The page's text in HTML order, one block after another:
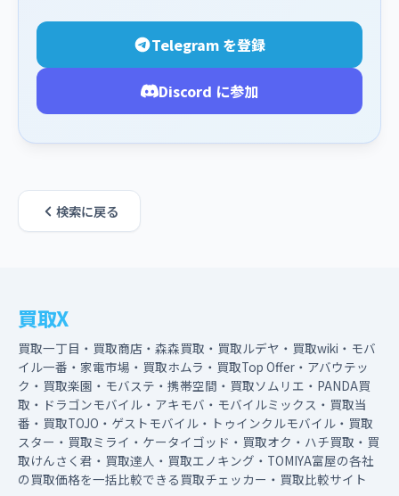
Telegram を登録
Discord に参加
検索に戻る
買取X
買取一丁目・買取商店・森森買取・買取ルデヤ・買取wiki・モバ
イル一番・家電市場・買取ホムラ・買取Top Offer・アバウテッ
ク・買取楽園・モバステ・携帯空間・買取ソムリエ・PANDA買
取・ドラゴンモバイル・アキモバ・モバイルミックス・買取当
番・買取TOJO・ゲストモバイル・トゥインクルモバイル・買取
スター・買取ミライ・ケータイゴッド・買取オク・ハチ買取・買
取けんさく君・買取達人・買取エノキング・TOMIYA富屋の各社
の買取価格を一括比較できる買取チェッカー・買取比較サイト